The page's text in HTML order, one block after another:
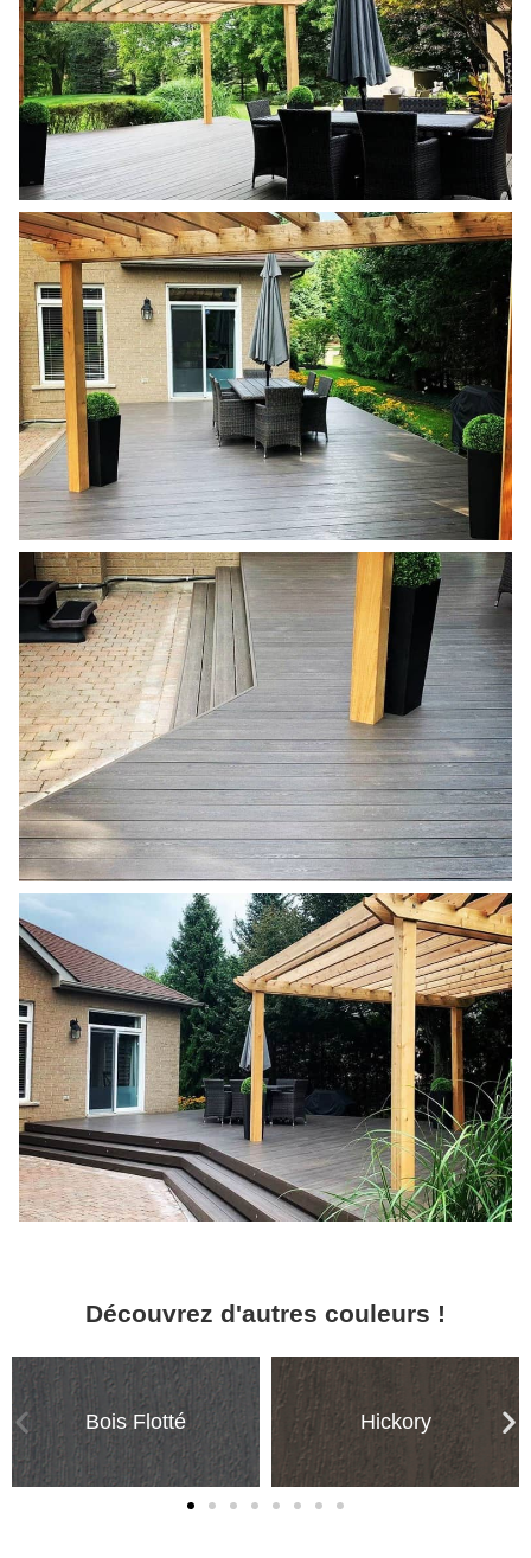
Découvrez d'autres couleurs !
Bois Flotté Hickory